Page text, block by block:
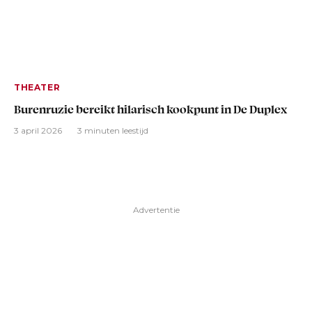
THEATER
Burenruzie bereikt hilarisch kookpunt in De Duplex
3 april 2026 3 minuten leestijd
Advertentie